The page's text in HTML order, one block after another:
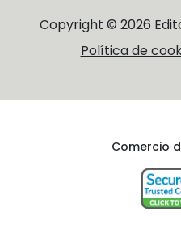
Copyright © 2026
Política de
Comercio